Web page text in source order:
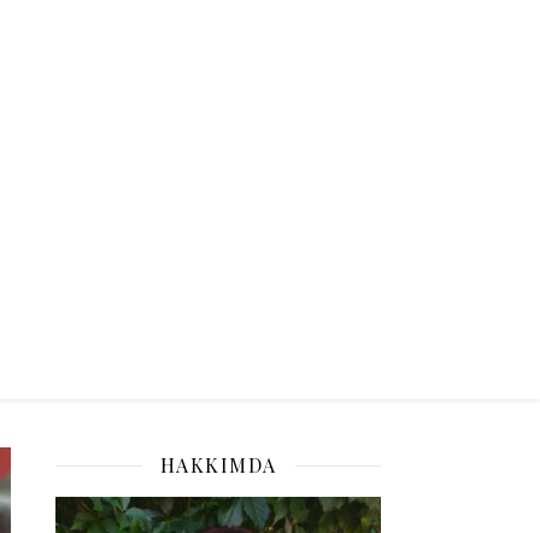
HAKKIMDA